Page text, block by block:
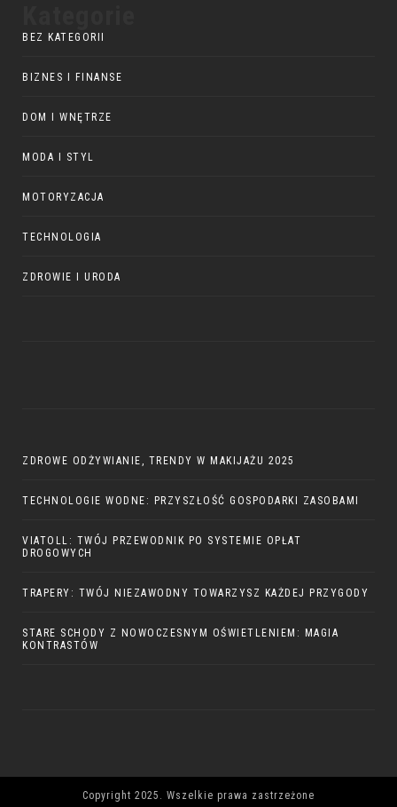
BEZ KATEGORII
BIZNES I FINANSE
DOM I WNĘTRZE
MODA I STYL
MOTORYZACJA
TECHNOLOGIA
ZDROWIE I URODA
ZDROWE ODŻYWIANIE, TRENDY W MAKIJAŻU 2025
TECHNOLOGIE WODNE: PRZYSZŁOŚĆ GOSPODARKI ZASOBAMI
VIATOLL: TWÓJ PRZEWODNIK PO SYSTEMIE OPŁAT
DROGOWYCH
TRAPERY: TWÓJ NIEZAWODNY TOWARZYSZ KAŻDEJ PRZYGODY
STARE SCHODY Z NOWOCZESNYM OŚWIETLENIEM: MAGIA
KONTRASTÓW
Copyright 2025. Wszelkie prawa zastrzeżone